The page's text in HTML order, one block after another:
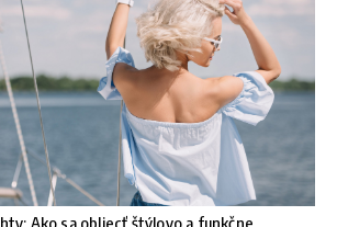
Ako sa obliecť štýlovo a funkčne